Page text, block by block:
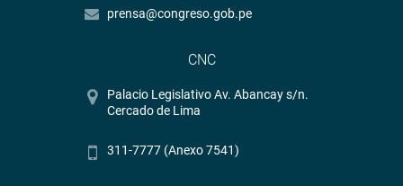
prensa@congreso.gob.pe
CNC
Palacio Legislativo Av. Abancay s/n.
Cercado de Lima
311-7777 (Anexo 7541)